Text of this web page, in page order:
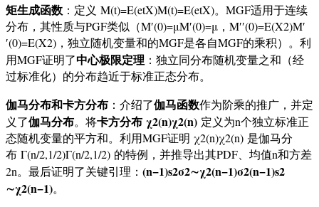
矩生成函数 ：定义 M(t)=E(etX)M(t)=E(etX)。MGF适用于连续
分布，其性质与PGF类似（M′(0)=μM′(0)=μ ， M′′(0)=E(X2)M′
′(0)=E(X2) ，独立随机变量和的MGF是各自MGF的乘积）。利
用MGF证明了中心极限定理 ：独立同分布随机变量之和（经
过标准化）的分布趋近于标准正态分布。
伽马分布和卡方分布 ：介绍了伽马函数作为阶乘的推广，并定
义了伽马分布。将卡方分布 χ2(n)χ2(n) 定义为n个独立标准正
态随机变量的平方和。利用MGF证明 χ2(n)χ2(n) 是伽马分
布 Γ(n/2,1/2)Γ(n/2,1/2) 的特例，并推导出其PDF、均值n和方差
2n。最后证明了关键引理： (n−1)s2σ2∼χ2(n−1)σ2(n−1)s2
∼χ2(n−1)。